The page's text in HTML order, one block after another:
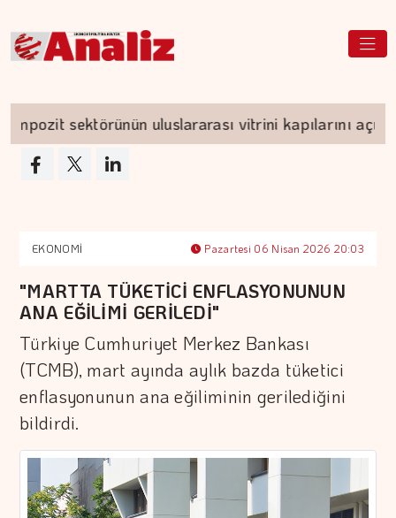
sektörünün uluslararası vitrini kapılarını açıyor
EKONOMİ Pazartesi 06 Nisan 2026 20:03
"MARTTA TÜKETİCİ ENFLASYONUNUN
ANA EĞİLİMİ GERİLEDİ"
Türkiye Cumhuriyet Merkez Bankası
(TCMB), mart ayında aylık bazda tüketici
enflasyonunun ana eğiliminin gerilediğini
bildirdi.